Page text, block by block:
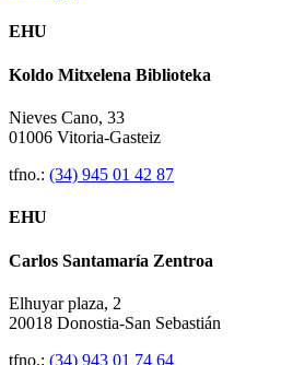
EHU
Koldo Mitxelena Biblioteka
Nieves Cano, 33
01006 Vitoria-Gasteiz
tfno.: (34) 945 01 42 87
EHU
Carlos Santamaría Zentroa
Elhuyar plaza, 2
20018 Donostia-San Sebastián
tfno.: (34) 943 01 74 64